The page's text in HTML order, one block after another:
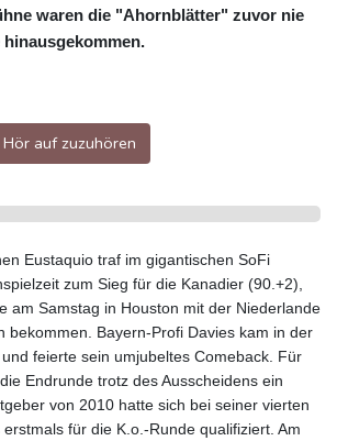
waren die "Ahornblätter" zuvor nie
Hör auf zuzuhören
Eustaquio traf im gigantischen SoFi
zum Sieg für die Kanadier (90.+2),
am Samstag in Houston mit der Niederlande
bekommen. Bayern-Profi Davies kam in der
feierte sein umjubeltes Comeback. Für
Endrunde trotz des Ausscheidens ein
von 2010 hatte sich bei seiner vierten
für die K.o.-Runde qualifiziert. Am